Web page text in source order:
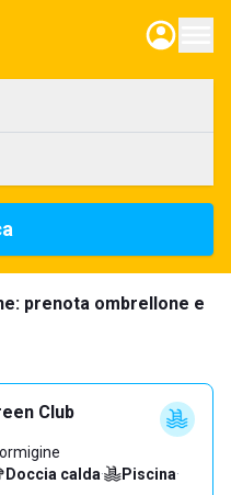
prenota ombrellone e
Club
Doccia calda· Piscina·